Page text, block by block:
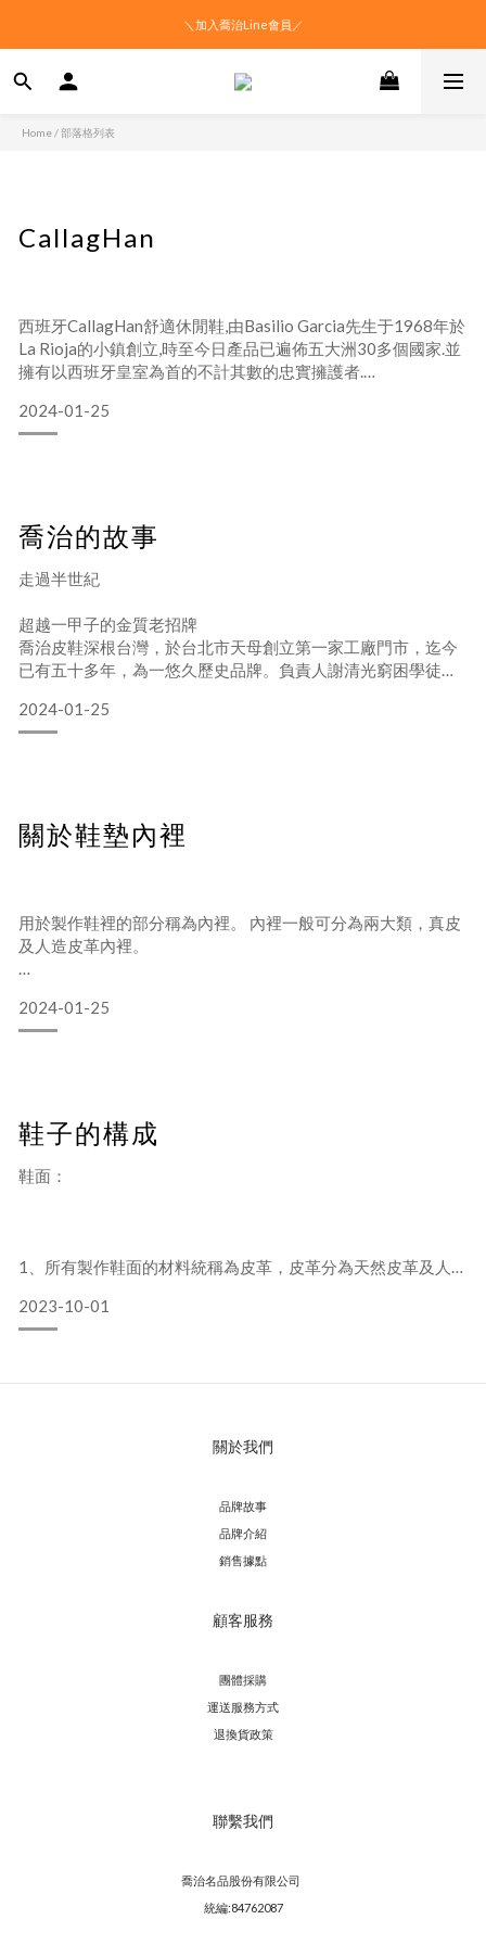
＼加入喬治Line會員／
Home /部落格列表
CallagHan
西班牙CallagHan舒適休閒鞋,由Basilio Garcia先生于1968年於
La Rioja的小鎮創立,時至今日產品已遍佈五大洲30多個國家.並
擁有以西班牙皇室為首的不計其數的忠實擁護者.
CallagHan舒適鞋 專注於鞋子於穿著時能更適應腳型的技術,研
發出「可伸縮性鞋底」專利技術,正如CallagHan的品牌
2024-01-25
喬治的故事
走過半世紀
超越一甲子的金質老招牌
喬治皮鞋深根台灣，於台北市天母創立第一家工廠門市，迄今
已有五十多年，為一悠久歷史品牌。負責人謝清光窮困學徒出
傅王式調大師，秉持王老師傅之高超技藝，以平實價格和求精
求誠之經營原則 ，在極刻苦艱難中創立了「喬治皮鞋」品牌，
一步一腳印、喬治寫歷
2024-01-25
關於鞋墊內裡
用於製作鞋裡的部分稱為內裡。 內裡一般可分為兩大類，真皮
及人造皮革內裡。
1.豬皮：可分為頭層和二層，按表面處理不同又可分為水染豬
皮、塗層豬皮，水染豬皮透氣、吸汗性較好，但容易褪色。塗
格較高。
3.羊皮：一般用於製作高檔鞋的內裡，不易褪色，透氣、吸汗
性較好，價格一般為頭層豬皮的三到四倍。
2024-01-25
鞋子的構成
鞋面：
1、所有製作鞋面的材料統稱為皮革，皮革分為天然皮革及人造
（1）天然皮革的分類：
皮、大牛皮，一般牛的年齡越小的皮價格越貴，檔次越高，但
皮鞋的鞋墊。 頭層牛皮的價格遠遠高於二層牛皮的價格。
② 羊皮：羊皮是所有皮革中質感最細緻的，上等的羊皮甚至
能呈現出如同布料般的柔軟度與觸感。羊皮可大致
2023-10-01
關於我們
品牌故事
品牌介紹
銷售據點
顧客服務
團體採購
運送服務方式
退換貨政策
聯繫我們
喬治名品股份有限公司
統編:84762087